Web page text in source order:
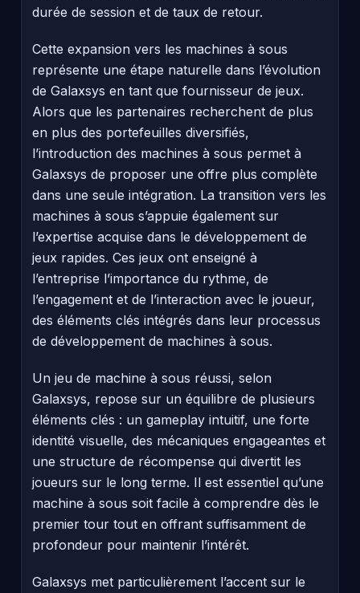
durée de session et de taux de retour.
Cette expansion vers les machines à sous
représente une étape naturelle dans l’évolution
de Galaxsys en tant que fournisseur de jeux.
Alors que les partenaires recherchent de plus
en plus des portefeuilles diversifiés,
l’introduction des machines à sous permet à
Galaxsys de proposer une offre plus complète
dans une seule intégration. La transition vers les
machines à sous s’appuie également sur
l’expertise acquise dans le développement de
jeux rapides. Ces jeux ont enseigné à
l’entreprise l’importance du rythme, de
l’engagement et de l’interaction avec le joueur,
des éléments clés intégrés dans leur processus
de développement de machines à sous.
Un jeu de machine à sous réussi, selon
Galaxsys, repose sur un équilibre de plusieurs
éléments clés : un gameplay intuitif, une forte
identité visuelle, des mécaniques engageantes et
une structure de récompense qui divertit les
joueurs sur le long terme. Il est essentiel qu’une
machine à sous soit facile à comprendre dès le
premier tour tout en offrant suffisamment de
profondeur pour maintenir l’intérêt.
Galaxsys met particulièrement l’accent sur le